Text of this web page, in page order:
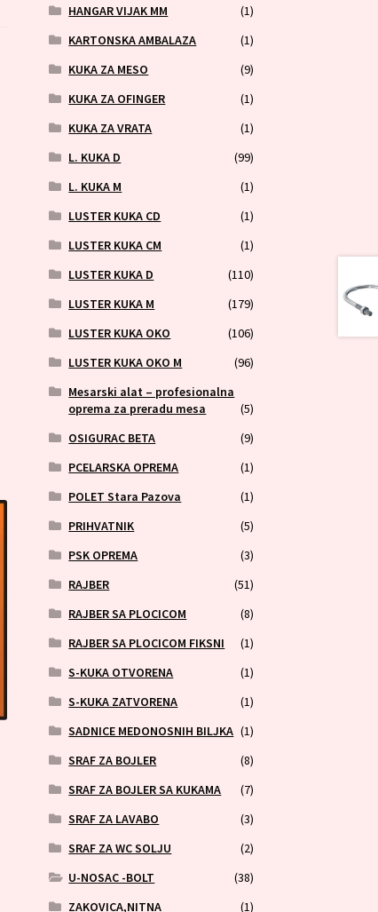
HANGAR VIJAK MM
(1)
KARTONSKA AMBALAZA
(1)
KUKA ZA MESO
(9)
KUKA ZA OFINGER
(1)
KUKA ZA VRATA
(1)
L. KUKA D
(99)
L. KUKA M
(1)
LUSTER KUKA CD
(1)
LUSTER KUKA CM
(1)
LUSTER KUKA D
(110)
LUSTER KUKA M
(179)
LUSTER KUKA OKO
(106)
LUSTER KUKA OKO M
(96)
Mesarski alat – profesionalna
oprema za preradu mesa
(5)
OSIGURAC BETA
(9)
PCELARSKA OPREMA
(1)
POLET Stara Pazova
(1)
PRIHVATNIK
(5)
PSK OPREMA
(3)
RAJBER
(51)
RAJBER SA PLOCICOM
(8)
RAJBER SA PLOCICOM FIKSNI
(1)
S-KUKA OTVORENA
(1)
S-KUKA ZATVORENA
(1)
SADNICE MEDONOSNIH BILJKA (1)
SRAF ZA BOJLER
(8)
SRAF ZA BOJLER SA KUKAMA
(7)
SRAF ZA LAVABO
(3)
SRAF ZA WC SOLJU
(2)
U-NOSAC -BOLT
(38)
ZAKOVICA,NITNA
(1)